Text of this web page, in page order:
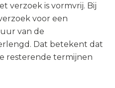
verzoek is vormvrij. Bij
voor een
van de
Dat betekent dat
resterende termijnen